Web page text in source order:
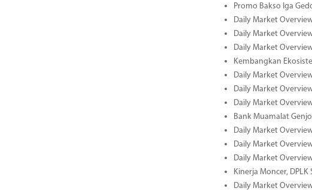
Promo Bakso Iga
Daily Market
Daily Market
Daily Market
Kembangkan
Daily Market
Daily Market
Daily Market
Bank Muamalat
Daily Market
Daily Market
Daily Market
Kinerja Moncer,
Daily Market